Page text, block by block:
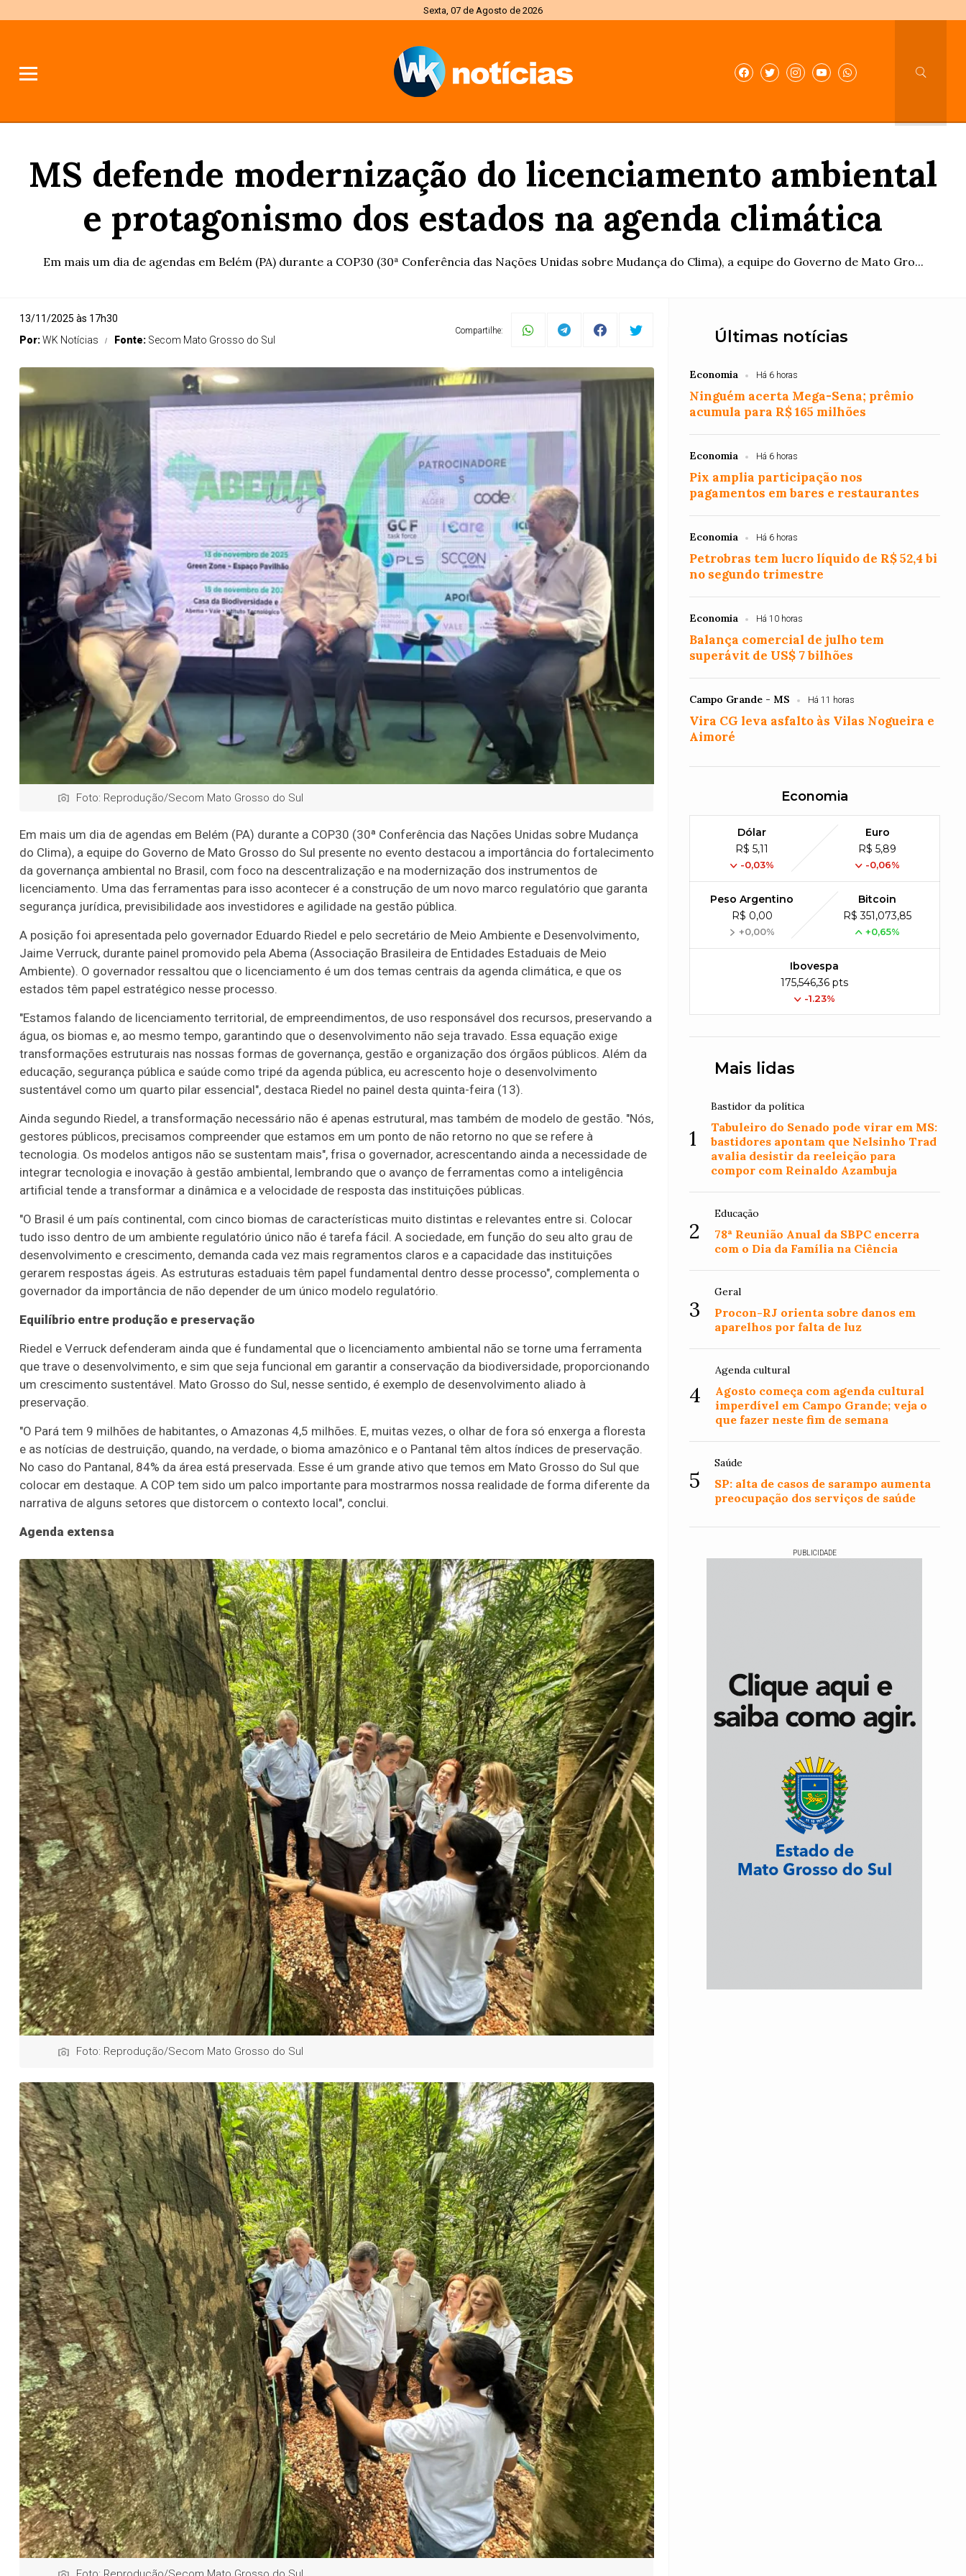
Sexta, 07 de Agosto de 2026
MS defende modernização do licenciamento ambiental
e protagonismo dos estados na agenda climática
Em mais um dia de agendas em Belém (PA) durante a COP30 (30ª Conferência das Nações Unidas sobre Mudança do Clima), a equipe do Governo de Mato Gro...
13/11/2025 às 17h30
Por:WK Notícias Fonte: Secom Mato Grosso do Sul
Compartilhe:
Foto: Reprodução/Secom Mato Grosso do Sul
Em mais um dia de agendas em Belém (PA) durante a COP30 (30ª Conferência das Nações Unidas sobre Mudança
do Clima), a equipe do Governo de Mato Grosso do Sul presente no evento destacou a importância do fortalecimento
da governança ambiental no Brasil, com foco na descentralização e na modernização dos instrumentos de
licenciamento. Uma das ferramentas para isso acontecer é a construção de um novo marco regulatório que garanta
segurança jurídica, previsibilidade aos investidores e agilidade na gestão pública.
A posição foi apresentada pelo governador Eduardo Riedel e pelo secretário de Meio Ambiente e Desenvolvimento,
Jaime Verruck, durante painel promovido pela Abema (Associação Brasileira de Entidades Estaduais de Meio
Ambiente). O governador ressaltou que o licenciamento é um dos temas centrais da agenda climática, e que os
estados têm papel estratégico nesse processo.
"Estamos falando de licenciamento territorial, de empreendimentos, de uso responsável dos recursos, preservando a
água, os biomas e, ao mesmo tempo, garantindo que o desenvolvimento não seja travado. Essa equação exige
transformações estruturais nas nossas formas de governança, gestão e organização dos órgãos públicos. Além da
educação, segurança pública e saúde como tripé da agenda pública, eu acrescento hoje o desenvolvimento
sustentável como um quarto pilar essencial", destaca Riedel no painel desta quinta-feira (13).
Ainda segundo Riedel, a transformação necessário não é apenas estrutural, mas também de modelo de gestão. "Nós,
gestores públicos, precisamos compreender que estamos em um ponto de não retorno no que se refere à
tecnologia. Os modelos antigos não se sustentam mais", frisa o governador, acrescentando ainda a necessidade de
integrar tecnologia e inovação à gestão ambiental, lembrando que o avanço de ferramentas como a inteligência
artificial tende a transformar a dinâmica e a velocidade de resposta das instituições públicas.
"O Brasil é um país continental, com cinco biomas de características muito distintas e relevantes entre si. Colocar
tudo isso dentro de um ambiente regulatório único não é tarefa fácil. A sociedade, em função do seu alto grau de
desenvolvimento e crescimento, demanda cada vez mais regramentos claros e a capacidade das instituições
gerarem respostas ágeis. As estruturas estaduais têm papel fundamental dentro desse processo", complementa o
governador da importância de não depender de um único modelo regulatório.
Equilíbrio entre produção e preservação
Riedel e Verruck defenderam ainda que é fundamental que o licenciamento ambiental não se torne uma ferramenta
que trave o desenvolvimento, e sim que seja funcional em garantir a conservação da biodiversidade, proporcionando
um crescimento sustentável. Mato Grosso do Sul, nesse sentido, é exemplo de desenvolvimento aliado à
preservação.
"O Pará tem 9 milhões de habitantes, o Amazonas 4,5 milhões. E, muitas vezes, o olhar de fora só enxerga a floresta
e as notícias de destruição, quando, na verdade, o bioma amazônico e o Pantanal têm altos índices de preservação.
No caso do Pantanal, 84% da área está preservada. Esse é um grande ativo que temos em Mato Grosso do Sul que
colocar em destaque. A COP tem sido um palco importante para mostrarmos nossa realidade de forma diferente da
narrativa de alguns setores que distorcem o contexto local", conclui.
Agenda extensa
Foto: Reprodução/Secom Mato Grosso do Sul
Últimas notícias
Economia Há 6 horas
Ninguém acerta Mega-Sena; prêmio
acumula para R$ 165 milhões
Economia Há 6 horas
Pix amplia participação nos
pagamentos em bares e restaurantes
Economia Há 6 horas
Petrobras tem lucro líquido de R$ 52,4 bi
no segundo trimestre
Economia Há 10 horas
Balança comercial de julho tem
superávit de US$ 7 bilhões
Campo Grande - MS Há 11 horas
Vira CG leva asfalto às Vilas Nogueira e
Aimoré
Economia
Dólar
R$ 5,11
-0,03%
Euro
R$ 5,89
-0,06%
Peso Argentino
R$ 0,00
+0,00%
Bitcoin
R$ 351,073,85
+0,65%
Ibovespa
175,546,36 pts
-1.23%
Mais lidas
1
Bastidor da política
Tabuleiro do Senado pode virar em MS:
bastidores apontam que Nelsinho Trad
avalia desistir da reeleição para
compor com Reinaldo Azambuja
2
Educação
78ª Reunião Anual da SBPC encerra
com o Dia da Família na Ciência
3
Geral
Procon-RJ orienta sobre danos em
aparelhos por falta de luz
4
Agenda cultural
Agosto começa com agenda cultural
imperdível em Campo Grande; veja o
que fazer neste fim de semana
5
Saúde
SP: alta de casos de sarampo aumenta
preocupação dos serviços de saúde
PUBLICIDADE